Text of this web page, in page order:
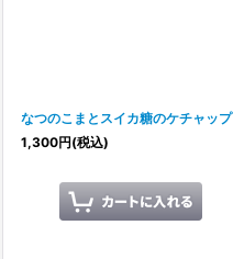
なつのこまとスイカ糖のケチャップ
1,300円(税込)